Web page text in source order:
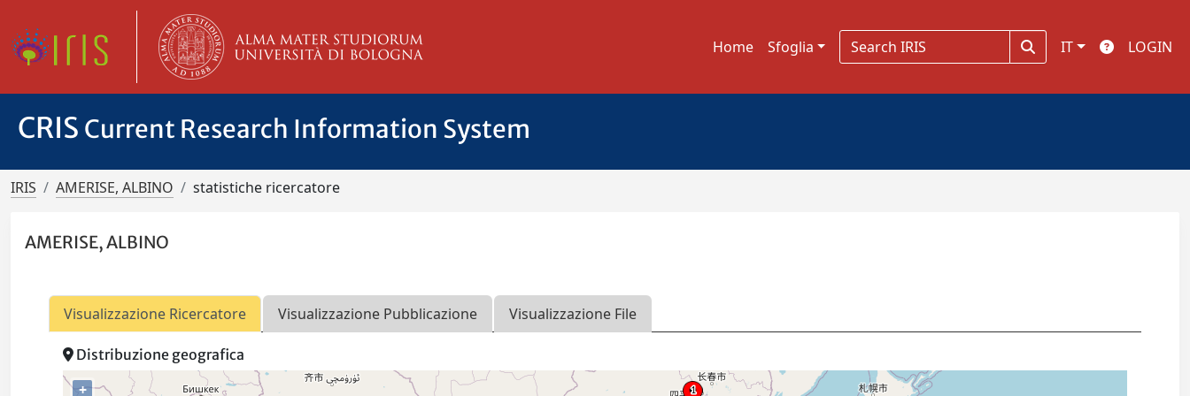
Home Sfoglia IT LOGIN
CRIS Current Research Information System
IRIS AMERISE, ALBINO statistiche ricercatore
AMERISE, ALBINO
Visualizzazione Ricercatore Visualizzazione Pubblicazione Visualizzazione File
Distribuzione geografica
+